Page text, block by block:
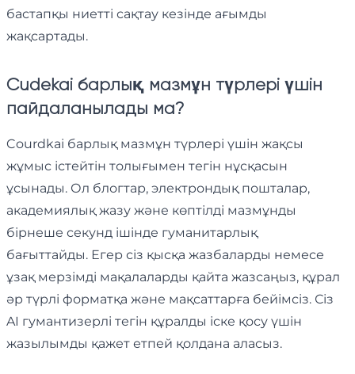
бастапқы ниетті сақтау кезінде ағымды
жақсартады.
Cudekai барлық мазмұн түрлері үшін
пайдаланылады ма?
Courdkai барлық мазмұн түрлері үшін жақсы
жұмыс істейтін толығымен тегін нұсқасын
ұсынады. Ол блогтар, электрондық пошталар,
академиялық жазу және көптілді мазмұнды
бірнеше секунд ішінде гуманитарлық
бағыттайды. Егер сіз қысқа жазбаларды немесе
ұзақ мерзімді мақалаларды қайта жазсаңыз, құрал
әр түрлі форматқа және мақсаттарға бейімсіз. Сіз
AI гумантизерлі тегін құралды іске қосу үшін
жазылымды қажет етпей қолдана аласыз.